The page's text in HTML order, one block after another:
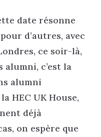
date résonne
d’autres, avec
ce soir-là,
alumni, c’est la
alumni
HEC UK House,
déjà
on espère que